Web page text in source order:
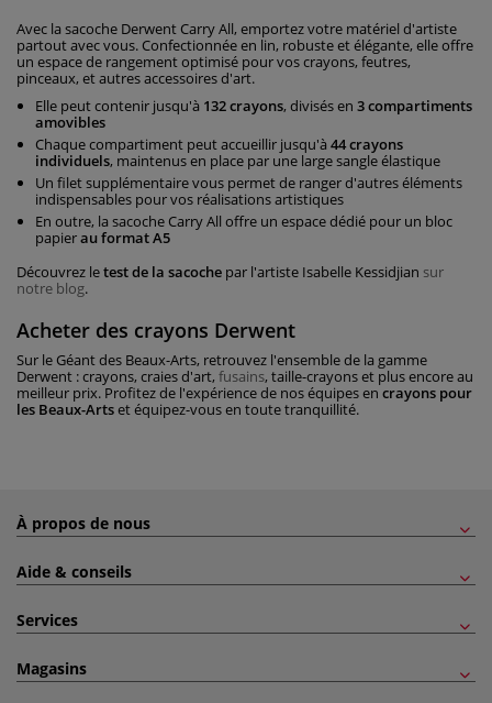
Avec la sacoche Derwent Carry All, emportez votre matériel d'artiste
partout avec vous. Confectionnée en lin, robuste et élégante, elle offre
un espace de rangement optimisé pour vos crayons, feutres,
pinceaux, et autres accessoires d'art.
Elle peut contenir jusqu'à 132 crayons, divisés en 3 compartiments
amovibles
Chaque compartiment peut accueillir jusqu'à 44 crayons
individuels, maintenus en place par une large sangle élastique
Un filet supplémentaire vous permet de ranger d'autres éléments
indispensables pour vos réalisations artistiques
En outre, la sacoche Carry All offre un espace dédié pour un bloc
papierau format A5
Découvrez letest de la sacoche par l'artiste Isabelle Kessidjian sur
notre blog.
Acheter des crayons Derwent
Sur le Géant des Beaux-Arts, retrouvez l'ensemble de la gamme
Derwent : crayons, craies d'art, fusains, taille-crayons et plus encore au
meilleur prix. Profitez de l'expérience de nos équipes en crayons pour
les Beaux-Artset équipez-vous en toute tranquillité.
À propos de nous
Aide & conseils
Services
Magasins